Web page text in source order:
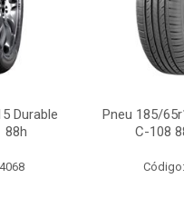
Durable
88h
Pneu 185/
C-108